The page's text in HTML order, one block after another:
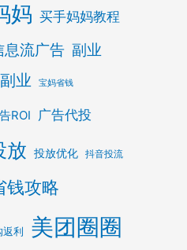
妈 买手妈妈教程
息流广告 副业
业 宝妈省钱
ROI 广告代投
放 投放优化 抖音投流
钱攻略
返利 美团圈圈